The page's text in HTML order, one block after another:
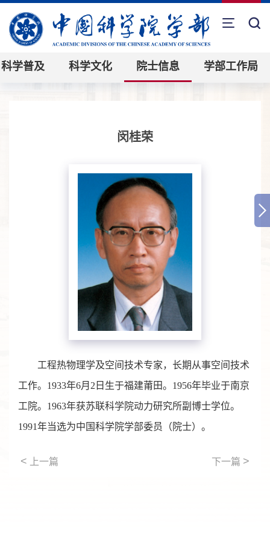
科学普及 科学文化 院士信息 学部工作局
闵桂荣
工程热物理学及空间技术专家，长期从事空间技术
工作。1933年6月2日生于福建莆田。1956年毕业于南京
工院。1963年获苏联科学院动力研究所副博士学位。
1991年当选为中国科学院学部委员（院士）。
< 上一篇 下一篇 >